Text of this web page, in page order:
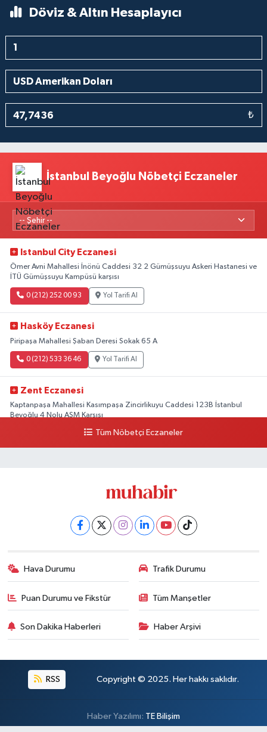
Döviz & Altın Hesaplayıcı
₺
İstanbul Beyoğlu Nöbetçi Eczaneler
Istanbul City Eczanesi
Ömer Avni Mahallesi İnönü Caddesi 32 2 Gümüşsuyu Askeri Hastanesi ve
İTÜ Gümüşsuyu Kampüsü karşısı
0 (212) 252 00 93 Yol Tarifi Al
Hasköy Eczanesi
Piripaşa Mahallesi Şaban Deresi Sokak 65 A
0 (212) 533 36 46 Yol Tarifi Al
Zent Eczanesi
Kaptanpaşa Mahallesi Kasımpaşa Zincirlikuyu Caddesi 123B İstanbul
Beyoğlu 4 Nolu ASM Karşısı
Yol Tarifi Al
Tüm Nöbetçi Eczaneler
Hava Durumu Trafik Durumu
Puan Durumu ve Fikstür Tüm Manşetler
Son Dakika Haberleri Haber Arşivi
RSS Copyright © 2025. Her hakkı saklıdır.
Haber Yazılımı: TE Bilişim